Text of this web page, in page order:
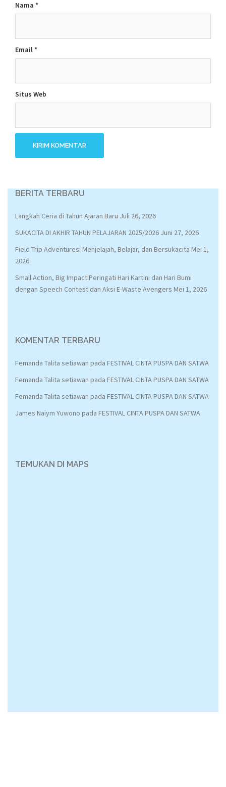
Nama *
Email*
Situs Web
BERITA TERBARU
Langkah Ceria di Tahun Ajaran Baru Juli 26, 2026
SUKACITA DI AKHIR TAHUN PELAJARAN 2025/2026 Juni 27, 2026
Field Trip Adventures: Menjelajah, Belajar, dan Bersukacita Mei 1,
2026
Small Action, Big Impact!Peringati Hari Kartini dan Hari Bumi
dengan Speech Contest dan Aksi E-Waste Avengers Mei 1, 2026
KOMENTAR TERBARU
Femanda Talita setiawan pada FESTIVAL CINTA PUSPA DAN SATWA
Femanda Talita setiawan pada FESTIVAL CINTA PUSPA DAN SATWA
Femanda Talita setiawan pada FESTIVAL CINTA PUSPA DAN SATWA
James Naiym Yuwono pada FESTIVAL CINTA PUSPA DAN SATWA
TEMUKAN DI MAPS